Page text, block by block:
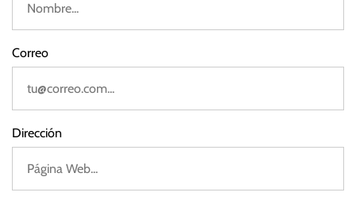
i
ó
Correo
Dirección